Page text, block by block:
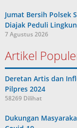
Jumat Bersih Polsek
Diajak Peduli
7 Agustus 2026
Artikel
Deretan Artis dan
Pilpres 2024
58269 Dilihat
Dukungan